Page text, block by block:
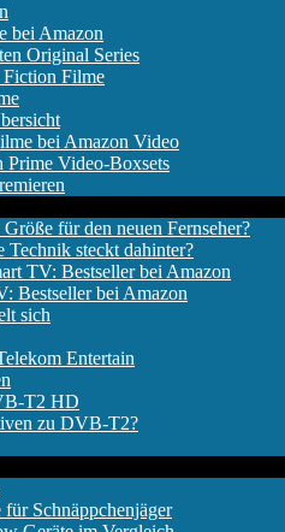
bei Amazon
Original Series
Fiction Filme
bei Amazon Video
Prime Video-Boxsets
für den neuen Fernseher?
Technik steckt dahinter?
TV: Bestseller bei Amazon
Bestseller bei Amazon
sich
Entertain
T2 HD
zu DVB-T2?
Schnäppchenjäger